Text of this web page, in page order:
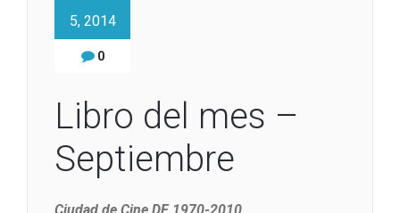
5, 2014
0
Libro del mes –
Septiembre